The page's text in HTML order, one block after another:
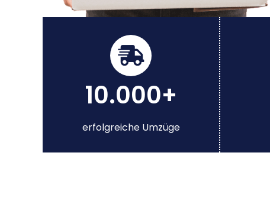
10.000+
erfolgreiche Umzüge